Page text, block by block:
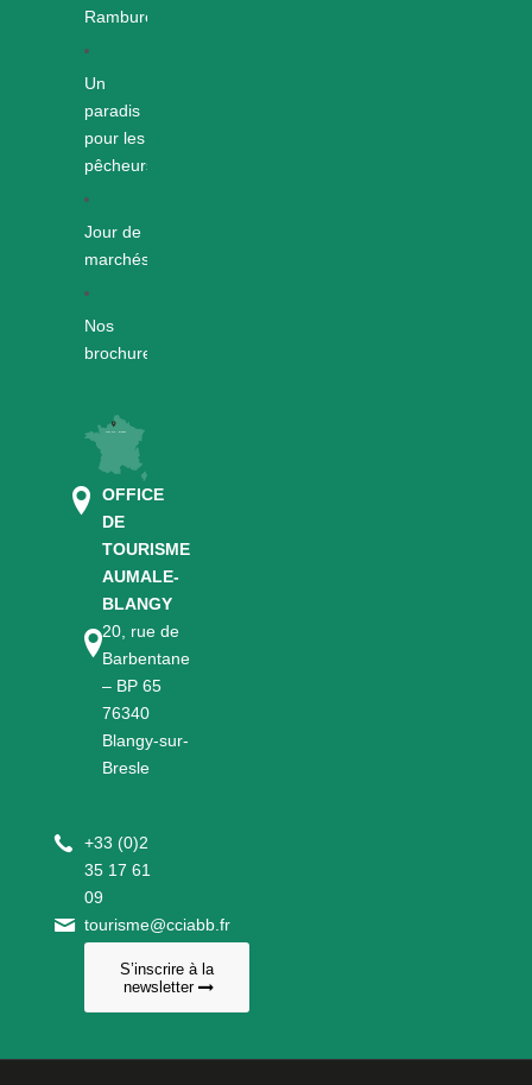
Rambures
Un
paradis
pour les
pêcheurs
Jour de
marchés
Nos
brochures
OFFICE
DE
TOURISME
AUMALE-
BLANGY
20, rue de
Barbentane
– BP 65
76340
Blangy-sur-
Bresle
+33 (0)2
35 17 61
09
tourisme@cciabb.fr
S’inscrire à la
newsletter